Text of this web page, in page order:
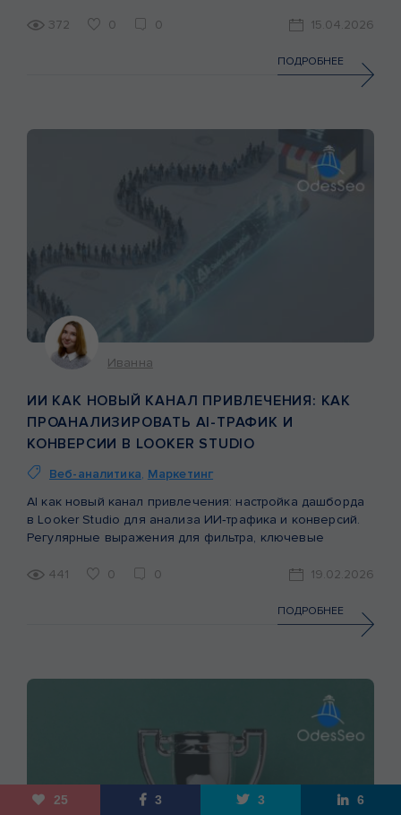
25 3 3 6
взрослеет. Бизнес перестает внедрять технологии ради
кратный рост эффективности, а где рушит доверие
аудитории. Сегодня главный вопрос не в том, […]
372 0 0 15.04.2026
ПОДРОБНЕЕ
Иванна
ИИ КАК НОВЫЙ КАНАЛ ПРИВЛЕЧЕНИЯ: КАК
ПРОАНАЛИЗИРОВАТЬ AI-ТРАФИК И
КОНВЕРСИИ В LOOKER STUDIO
Веб-аналитика, Маркетинг
AI как новый канал привлечения: настройка дашборда
в Looker Studio для анализа ИИ‑трафика и конверсий.
Регулярные выражения для фильтра, ключевые
441
0 0 19.02.2026
ПОДРОБНЕЕ